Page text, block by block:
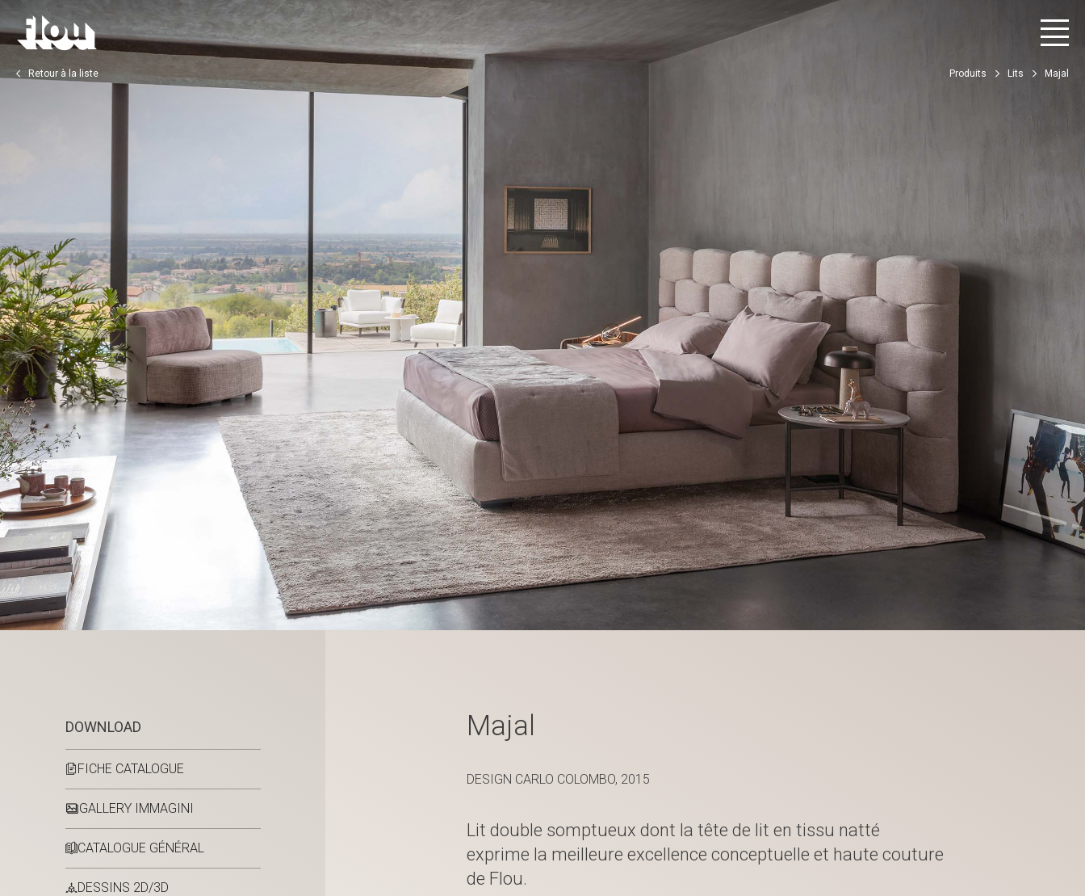
Retour à la liste Produits Lits Majal
DOWNLOAD
FICHE CATALOGUE
GALLERY IMMAGINI
CATALOGUE GÉNÉRAL
DESSINS 2D/3D
Majal
DESIGN CARLO COLOMBO, 2015
Lit double somptueux dont la tête de lit en tissu natté
exprime la meilleure excellence conceptuelle et haute couture
de Flou.